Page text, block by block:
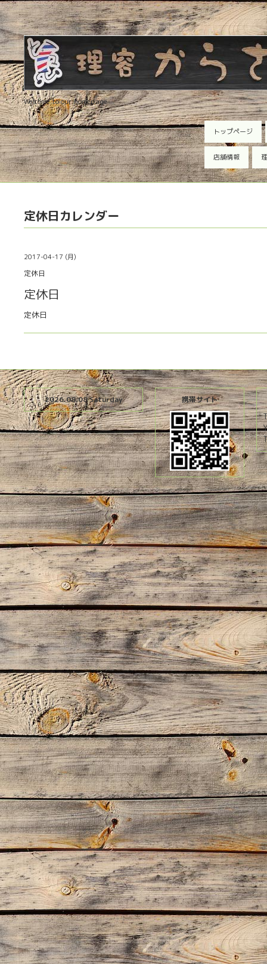
Welcome to our homepage
トップページ
店舗情報
定休日カレンダー
2017-04-17 (月)
定休日
定休日
定休日
2026.08.08 Saturday 携帯サイト